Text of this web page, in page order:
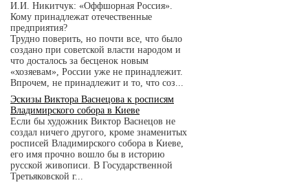
И.И. Никитчук: «Оффшорная Россия».
Кому принадлежат отечественные
предприятия?
Трудно поверить, но почти все, что было
создано при советской власти народом и
что досталось за бесценок новым
«хозяевам», России уже не принадлежит.
Впрочем, не принадлежит и то, что соз...
Эскизы Виктора Васнецова к росписям
Владимирского собора в Киеве
Если бы художник Виктор Васнецов не
создал ничего другого, кроме знаменитых
росписей Владимирского собора в Киеве,
его имя прочно вошло бы в историю
русской живописи. В Государственной
Третьяковской г...